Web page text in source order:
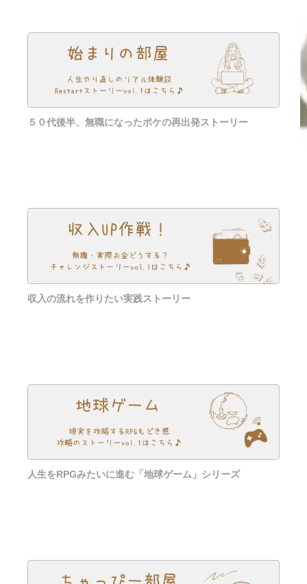
５０代後半、無職になったポケの再出発ストーリー
収入の流れを作りたい実践ストーリー
人生をRPGみたいに進む「地球ゲーム」シリーズ